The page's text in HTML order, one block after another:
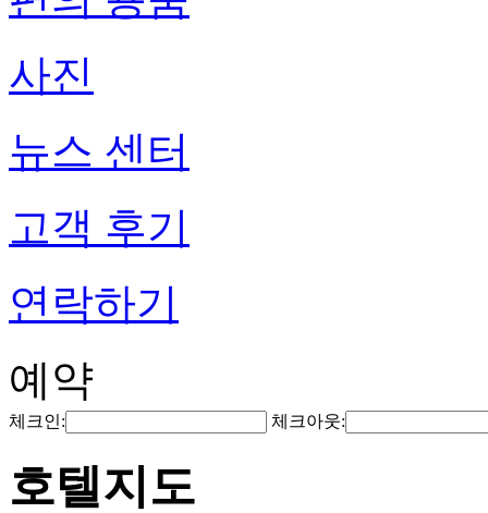
사진
뉴스 센터
고객 후기
연락하기
예약
체크인: 체크아웃:
호텔지도